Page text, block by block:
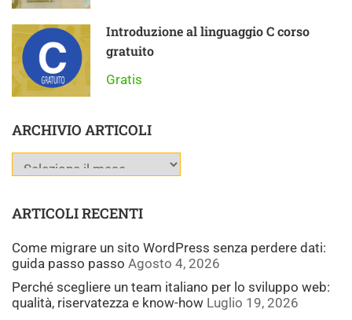
Introduzione al linguaggio C corso
gratuito
Gratis
ARCHIVIO ARTICOLI
ARTICOLI RECENTI
Come migrare un sito WordPress senza perdere dati:
guida passo passo Agosto 4, 2026
Perché scegliere un team italiano per lo sviluppo web:
qualità, riservatezza e know-how Luglio 19, 2026